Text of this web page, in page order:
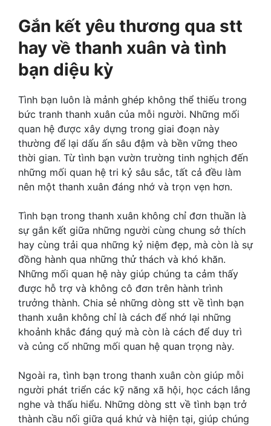
Gắn kết yêu thương qua stt
hay về thanh xuân và tình
bạn diệu kỳ
Tình bạn luôn là mảnh ghép không thể thiếu trong
bức tranh thanh xuân của mỗi người. Những mối
quan hệ được xây dựng trong giai đoạn này
thường để lại dấu ấn sâu đậm và bền vững theo
thời gian. Từ tình bạn vườn trường tinh nghịch đến
những mối quan hệ tri kỷ sâu sắc, tất cả đều làm
nên một thanh xuân đáng nhớ và trọn vẹn hơn.
Tình bạn trong thanh xuân không chỉ đơn thuần là
sự gắn kết giữa những người cùng chung sở thích
hay cùng trải qua những kỷ niệm đẹp, mà còn là sự
đồng hành qua những thử thách và khó khăn.
Những mối quan hệ này giúp chúng ta cảm thấy
được hỗ trợ và không cô đơn trên hành trình
trưởng thành. Chia sẻ những dòng stt về tình bạn
thanh xuân không chỉ là cách để nhớ lại những
khoảnh khắc đáng quý mà còn là cách để duy trì
và củng cố những mối quan hệ quan trọng này.
Ngoài ra, tình bạn trong thanh xuân còn giúp mỗi
người phát triển các kỹ năng xã hội, học cách lắng
nghe và thấu hiểu. Những dòng stt về tình bạn trở
thành cầu nối giữa quá khứ và hiện tại, giúp chúng